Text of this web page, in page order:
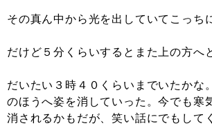
その真ん中から光を出していてこっち
だけど５分くらいするとまた上の方へ
だいたい３時４０くらいまでいたかな
のほうへ姿を消していった。今でも寒
消されるかもだが、笑い話にでもして